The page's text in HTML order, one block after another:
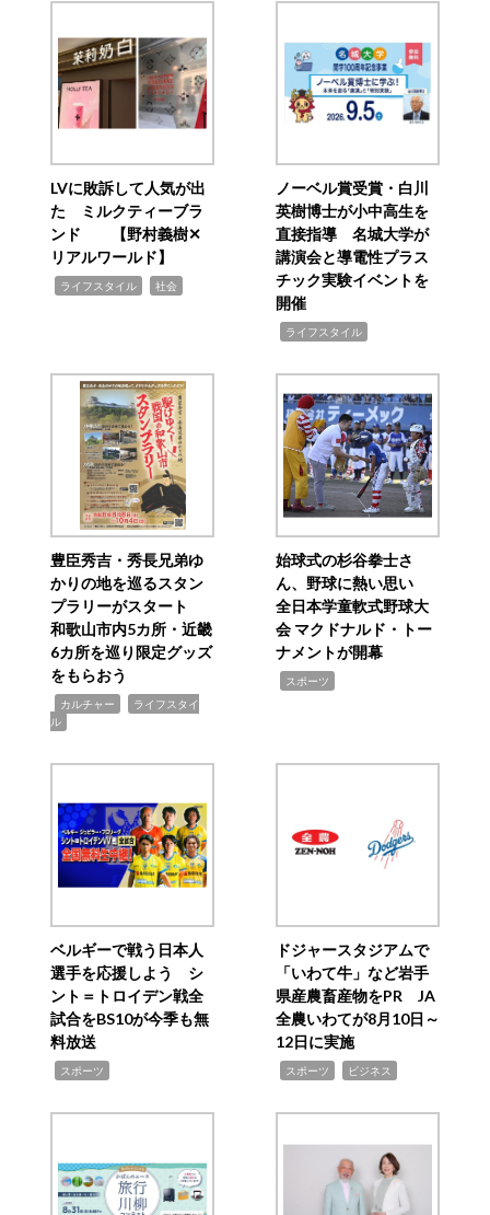
LVに敗訴して人気が出
た ミルクティーブラ
ンド 【野村義樹✕
リアルワールド】
ライフスタイル 社会
ノーベル賞受賞・白川
英樹博士が小中高生を
直接指導 名城大学が
講演会と導電性プラス
チック実験イベントを
開催
ライフスタイル
豊臣秀吉・秀長兄弟ゆ
かりの地を巡るスタン
プラリーがスタート
和歌山市内5カ所・近畿
6カ所を巡り限定グッズ
をもらおう
カルチャー
ライフスタイ
ル
始球式の杉谷拳士さ
ん、野球に熱い思い
全日本学童軟式野球大
会 マクドナルド・トー
ナメントが開幕
スポーツ
ベルギーで戦う日本人
選手を応援しよう シ
ント＝トロイデン戦全
試合をBS10が今季も無
料放送
スポーツ
ドジャースタジアムで
「いわて牛」など岩手
県産農畜産物をPR JA
全農いわてが8月10日～
12日に実施
スポーツ ビジネス